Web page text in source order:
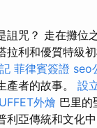
詛咒？ 走在攤位
拉利和優質特級
菲律賓簽證 seo
產者的故事。 設
外燴 巴里的
利亞傳統和文化中